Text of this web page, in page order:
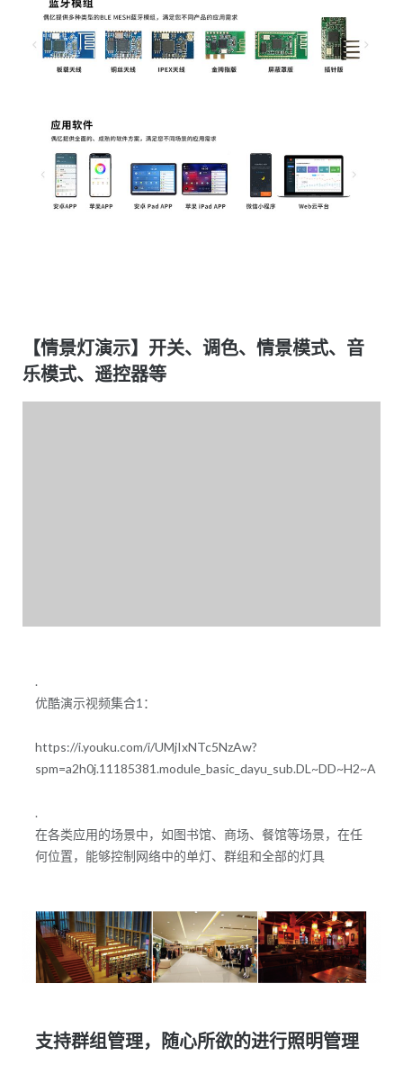
【情景灯演示】开关、调色、情景模式、音
乐模式、遥控器等
.
优酷演示视频集合1：
https://i.youku.com/i/UMjIxNTc5NzAw?
spm=a2h0j.11185381.module_basic_dayu_sub.DL~DD~H2~A
.
在各类应用的场景中，如图书馆、商场、餐馆等场景，在任
何位置，能够控制网络中的单灯、群组和全部的灯具
支持群组管理，随心所欲的进行照明管理